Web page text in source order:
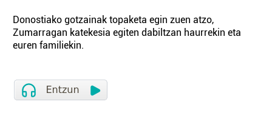
Donostiako gotzainak topaketa egin zuen atzo,
Zumarragan katekesia egiten dabiltzan haurrekin eta
euren familiekin.